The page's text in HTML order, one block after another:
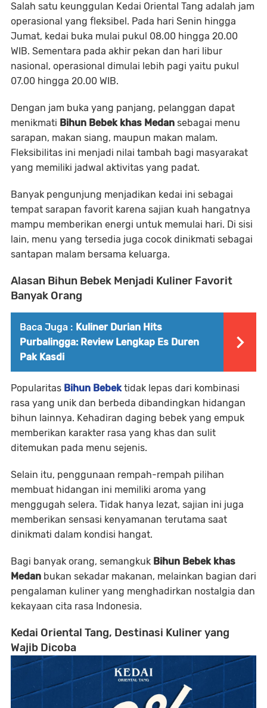
Salah satu keunggulan Kedai Oriental Tang adalah jam
operasional yang fleksibel. Pada hari Senin hingga
Jumat, kedai buka mulai pukul 08.00 hingga 20.00
WIB. Sementara pada akhir pekan dan hari libur
nasional, operasional dimulai lebih pagi yaitu pukul
07.00 hingga 20.00 WIB.
Dengan jam buka yang panjang, pelanggan dapat
menikmati Bihun Bebek khas Medan sebagai menu
sarapan, makan siang, maupun makan malam.
Fleksibilitas ini menjadi nilai tambah bagi masyarakat
yang memiliki jadwal aktivitas yang padat.
Banyak pengunjung menjadikan kedai ini sebagai
tempat sarapan favorit karena sajian kuah hangatnya
mampu memberikan energi untuk memulai hari. Di sisi
lain, menu yang tersedia juga cocok dinikmati sebagai
santapan malam bersama keluarga.
Alasan Bihun Bebek Menjadi Kuliner Favorit
Banyak Orang
Baca Juga : Kuliner Durian Hits
Purbalingga: Review Lengkap Es Duren
Pak Kasdi
Popularitas Bihun Bebektidak lepas dari kombinasi
rasa yang unik dan berbeda dibandingkan hidangan
bihun lainnya. Kehadiran daging bebek yang empuk
memberikan karakter rasa yang khas dan sulit
ditemukan pada menu sejenis.
Selain itu, penggunaan rempah-rempah pilihan
membuat hidangan ini memiliki aroma yang
menggugah selera. Tidak hanya lezat, sajian ini juga
memberikan sensasi kenyamanan terutama saat
dinikmati dalam kondisi hangat.
Bagi banyak orang, semangkuk Bihun Bebek khas
Medan bukan sekadar makanan, melainkan bagian dari
pengalaman kuliner yang menghadirkan nostalgia dan
kekayaan cita rasa Indonesia.
Kedai Oriental Tang, Destinasi Kuliner yang
Wajib Dicoba